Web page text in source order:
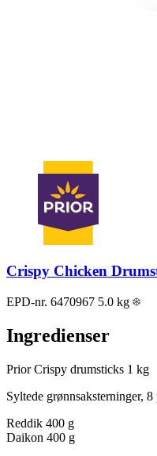
Crispy Chicken
EPD-nr. 6470967 5.0 kg
Ingredienser
Prior Crispy drumsticks 1 kg
Syltede grønnsaksterninger, 8
Reddik 400 g
Daikon 400 g